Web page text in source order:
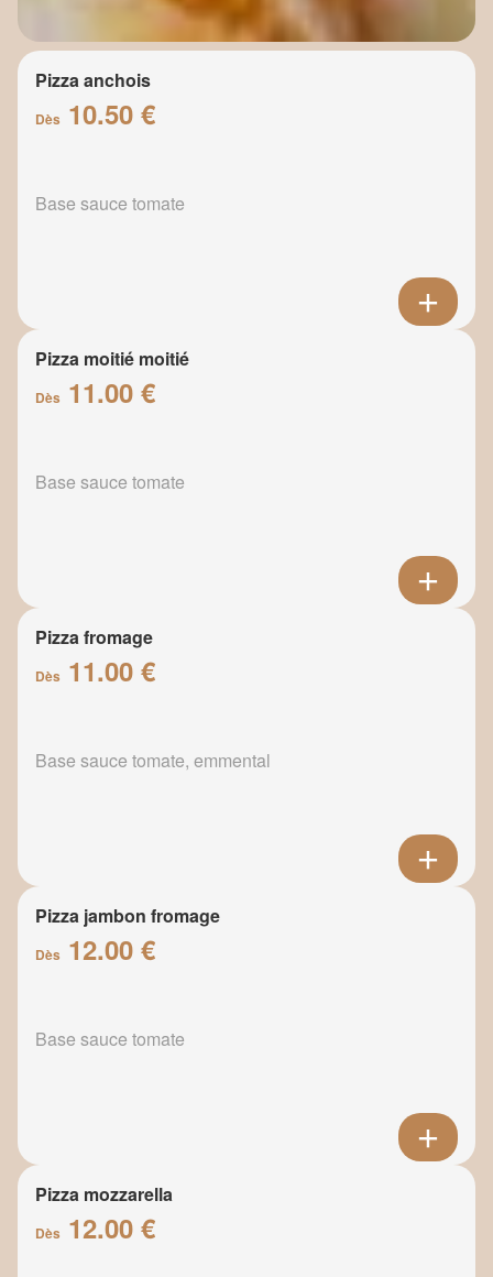
Pizza anchois
Dès 10.50 €
Base sauce tomate
Pizza moitié moitié
Dès 11.00 €
Base sauce tomate
Pizza fromage
Dès 11.00 €
Base sauce tomate, emmental
Pizza jambon fromage
Dès 12.00 €
Base sauce tomate
Pizza mozzarella
Dès 12.00 €